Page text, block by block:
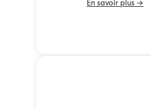
En savoir plus →